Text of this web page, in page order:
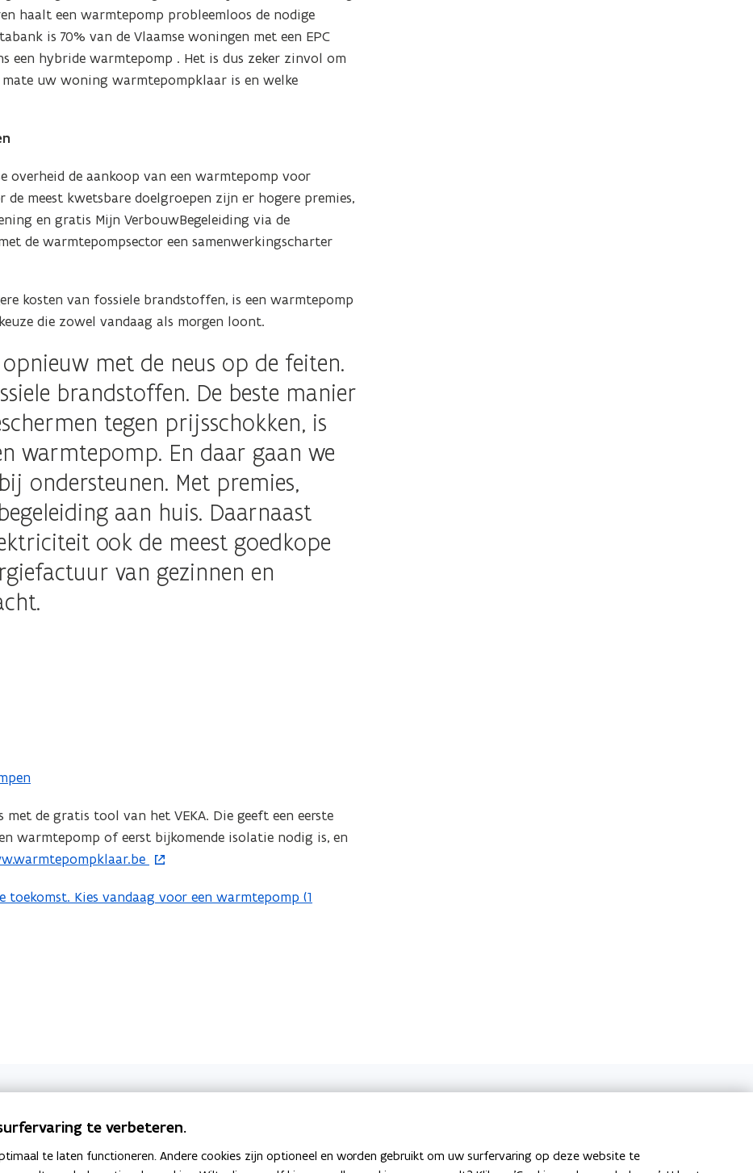
haalt een warmtepomp probleemloos de nodige
is 70% van de Vlaamse woningen met een EPC
een hybride warmtepomp . Het is dus zeker zinvol om
uw woning warmtepompklaar is en welke
overheid de aankoop van een warmtepomp voor
meest kwetsbare doelgroepen zijn er hogere premies,
en gratis Mijn VerbouwBegeleiding via de
de warmtepompsector een samenwerkingscharter
kosten van fossiele brandstoffen, is een warmtepomp
die zowel vandaag als morgen loont.
met de neus op de feiten.
brandstoffen. De beste manier
tegen prijsschokken, is
warmtepomp. En daar gaan we
ondersteunen. Met premies,
aan huis. Daarnaast
ook de meest goedkope
van gezinnen en
de gratis tool van het VEKA. Die geeft een eerste
warmtepomp of eerst bijkomende isolatie nodig is, en
toekomst. Kies vandaag voor een warmtepomp (1
naar
voor professionelen Bouwen en verbouwen
te verbeteren.
te laten functioneren. Andere cookies zijn optioneel en worden gebruikt om uw surfervaring op deze website te